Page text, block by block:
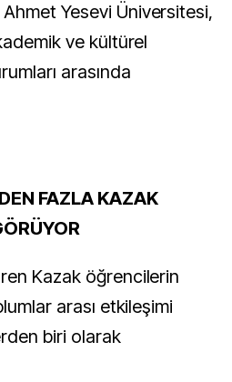
Yesevi Üniversitesi,
ve kültürel
arasında
FAZLA KAZAK
Kazak öğrencilerin
arası etkileşimi
biri olarak